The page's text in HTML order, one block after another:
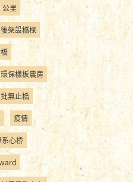
公里
架設橋樑
保樣板農房
無止橋
疫情
系心桥